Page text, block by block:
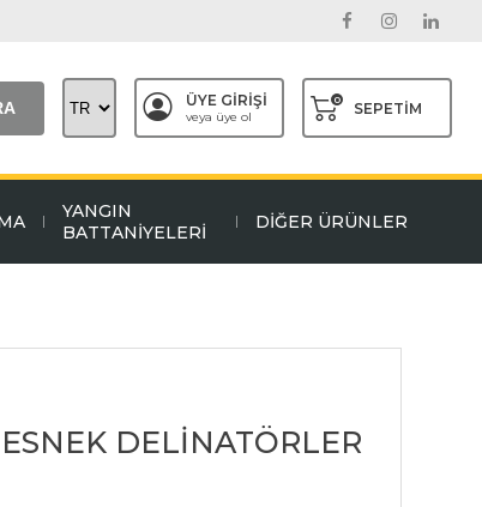
ÜYE GİRİŞİ
veya üye ol
0 SEPETİM
YANGIN
BATTANİYELERİ
DİĞER ÜRÜNLER
DELİNATÖRLER